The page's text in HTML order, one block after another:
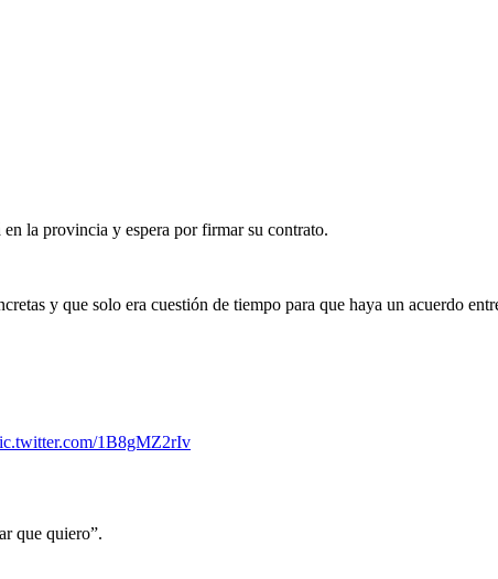
la provincia y espera por firmar su contrato.
y que solo era cuestión de tiempo para que haya un acuerdo
1B8gMZ2rIv
que quiero”.